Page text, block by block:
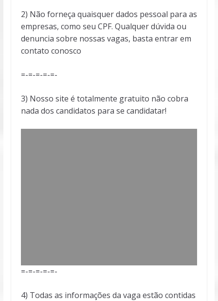
2) Não forneça quaisquer dados pessoal para as
empresas, como seu CPF. Qualquer dúvida ou
denuncia sobre nossas vagas, basta entrar em
contato conosco
=-=-=-=-=-
3) Nosso site é totalmente gratuito não cobra
nada dos candidatos para se candidatar!
=-=-=-=-=-
4) Todas as informações da vaga estão contidas